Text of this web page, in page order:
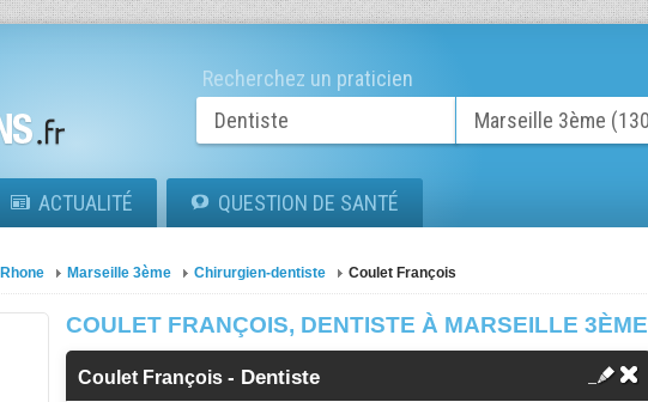
Recherchez un praticien
ACTUALITÉ QUESTION DE SANTÉ
Marseille 3ème Chirurgien-dentiste Coulet François
COULET FRANÇOIS, DENTISTE À MARSEILLE 3ÈME
Coulet François- Dentiste